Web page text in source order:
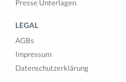
Presse Unterlagen
LEGAL
AGBs
Impressum
Datenschutzerklärung